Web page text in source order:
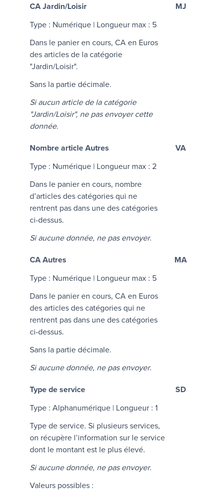
CA Jardin/Loisir
Type : Numérique | Longueur max : 5
Dans le panier en cours, CA en Euros
des articles de la catégorie
"Jardin/Loisir".
Sans la partie décimale.
Si aucun article de la catégorie
"Jardin/Loisir", ne pas envoyer cette
donnée.
MJ
Nombre article Autres
Type : Numérique | Longueur max : 2
Dans le panier en cours, nombre
d’articles des catégories qui ne
rentrent pas dans une des catégories
ci-dessus.
Si aucune donnée, ne pas envoyer.
VA
CA Autres
Type : Numérique | Longueur max : 5
Dans le panier en cours, CA en Euros
des articles des catégories qui ne
rentrent pas dans une des catégories
ci-dessus.
Sans la partie décimale.
Si aucune donnée, ne pas envoyer.
MA
Type de service
Type : Alphanumérique | Longueur : 1
Type de service. Si plusieurs services,
on récupère l’information sur le service
dont le montant est le plus élevé.
Si aucune donnée, ne pas envoyer.
Valeurs possibles :
SD